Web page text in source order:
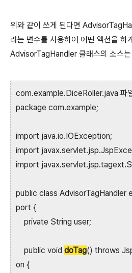
위와 같이 쓰게 된다면
라는 변수를 사용하여 어떤 액션을 하
AdvisorTagHandler 클래스의 소스는
com.example.DiceRoller.java 파
package com.example;
import java.io.IOException;
import
import
public class AdvisorTagHandler
port {
private String user;
public void doTag() throws
on {